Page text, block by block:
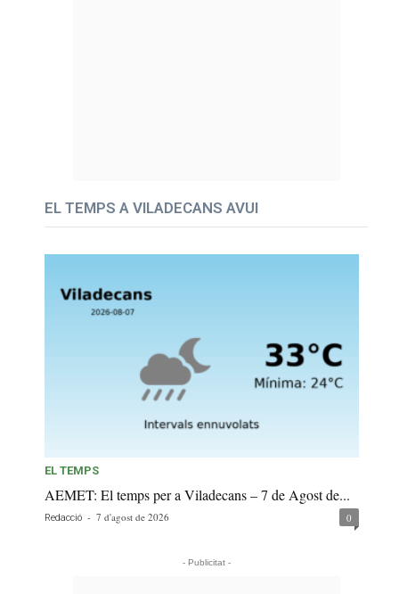
EL TEMPS A VILADECANS AVUI
EL TEMPS
AEMET: El temps per a Viladecans – 7 de Agost de...
Redacció - 7 d'agost de 2026 0
- Publicitat -